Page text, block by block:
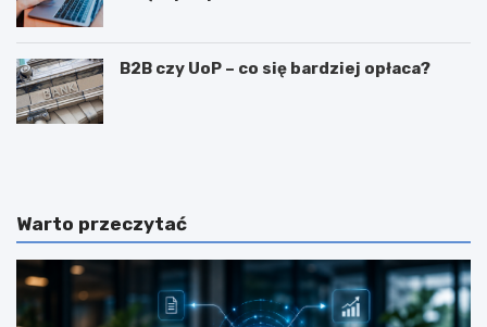
B2B czy UoP – co się bardziej opłaca?
J
g
ę
z
a
J
c
e
c
h
Warto przeczytać